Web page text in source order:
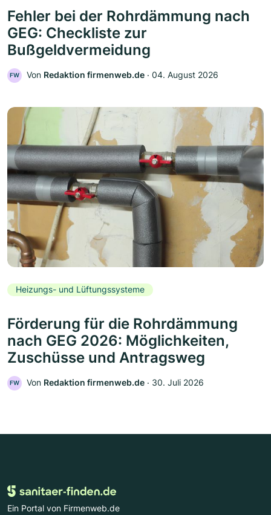
Fehler bei der Rohrdämmung nach
GEG: Checkliste zur
Bußgeldvermeidung
FW Von Redaktion firmenweb.de ‧ 04. August 2026
Heizungs- und Lüftungssysteme
Förderung für die Rohrdämmung
nach GEG 2026: Möglichkeiten,
Zuschüsse und Antragsweg
FW Von Redaktion firmenweb.de ‧ 30. Juli 2026
Ein Portal von Firmenweb.de